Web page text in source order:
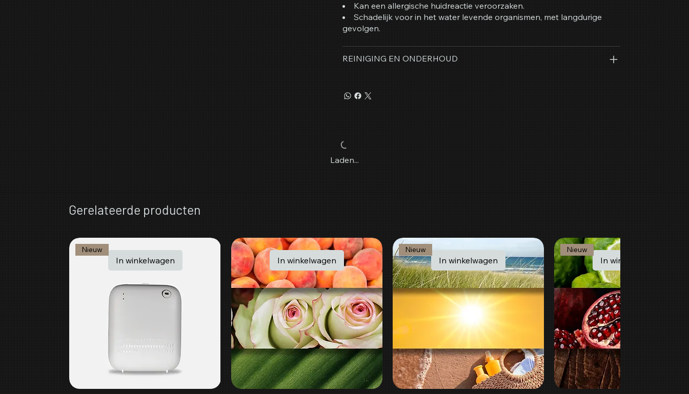
Kan een allergische huidreactie veroorzaken.
Schadelijk voor in het water levende organismen, met langdurige
gevolgen.
REINIGING EN ONDERHOUD
Laden...
Gerelateerde producten
In winkelwagen
Nieuw
In winkelwagen In winkelwagen
Nieuw
In winkelwagen
Nieuw